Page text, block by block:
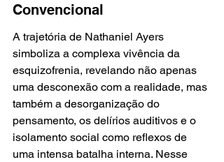
Convencional
A trajetória de Nathaniel Ayers
simboliza a complexa vivência da
esquizofrenia, revelando não apenas
uma desconexão com a realidade, mas
também a desorganização do
pensamento, os delírios auditivos e o
isolamento social como reflexos de
uma intensa batalha interna. Nesse